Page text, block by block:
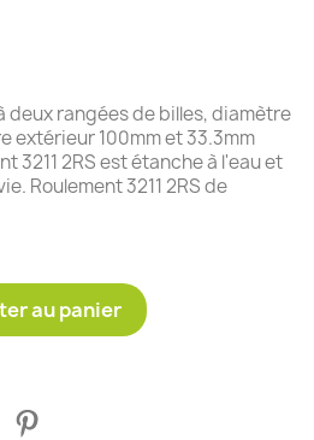
deux rangées de billes, diamètre
extérieur 100mm et 33.3mm
3211 2RS est étanche à l'eau et
Roulement 3211 2RS de
au panier